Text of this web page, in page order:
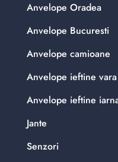
Anvelope Oradea
Anvelope Bucuresti
Anvelope camioane
Anvelope ieftine vara
Anvelope ieftine
Jante
Senzori